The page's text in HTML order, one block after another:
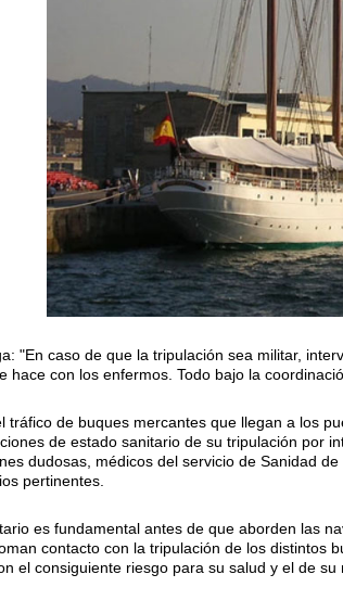
"En caso de que la tripulación sea militar,
hace con los enfermos. Todo bajo la
tráfico de buques mercantes que llegan a los
de estado sanitario de su tripulación por
dudosas, médicos del servicio de Sanidad
pertinentes.
es fundamental antes de que aborden las
contacto con la tripulación de los distintos
el consiguiente riesgo para su salud y el de su